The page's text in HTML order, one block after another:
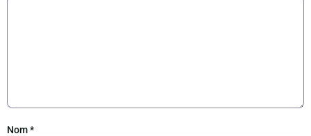
Nom*